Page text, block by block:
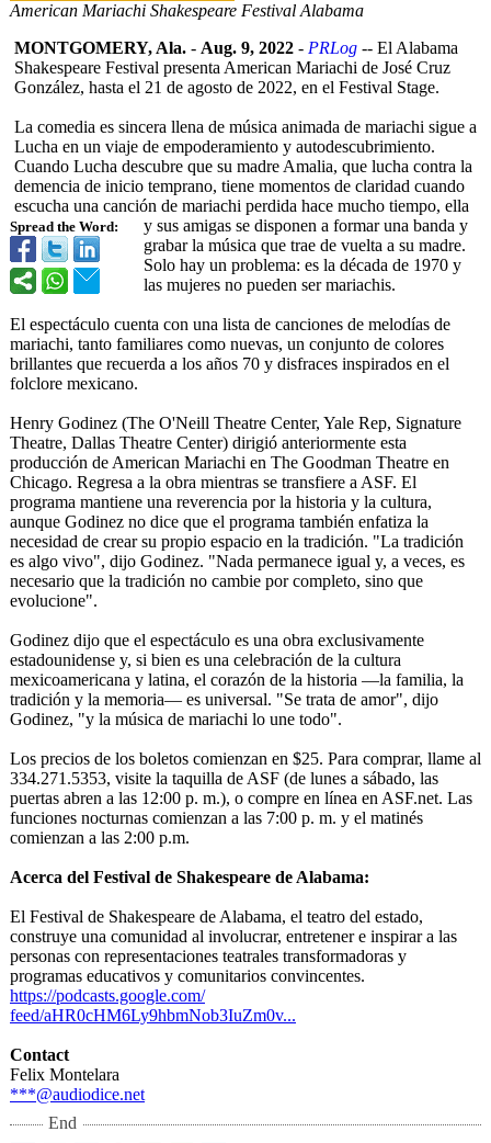
American Mariachi Shakespeare Festival Alabama
Spread the Word:
MONTGOMERY, Ala. - Aug. 9, 2022 - PRLog -- El Alabama
Shakespeare Festival presenta American Mariachi de José Cruz
González, hasta el 21 de agosto de 2022, en el Festival Stage.
La comedia es sincera llena de música animada de mariachi sigue a
Lucha en un viaje de empoderamiento y autodescubrimiento.
Cuando Lucha descubre que su madre Amalia, que lucha contra la
demencia de inicio temprano, tiene momentos de claridad cuando
escucha una canción de mariachi perdida hace mucho tiempo, ella
y sus amigas se disponen a formar una banda y
grabar la música que trae de vuelta a su madre.
Solo hay un problema: es la década de 1970 y
las mujeres no pueden ser mariachis.
El espectáculo cuenta con una lista de canciones de melodías de
mariachi, tanto familiares como nuevas, un conjunto de colores
brillantes que recuerda a los años 70 y disfraces inspirados en el
folclore mexicano.
Henry Godinez (The O'Neill Theatre Center, Yale Rep, Signature
Theatre, Dallas Theatre Center) dirigió anteriormente esta
producción de American Mariachi en The Goodman Theatre en
Chicago. Regresa a la obra mientras se transfiere a ASF. El
programa mantiene una reverencia por la historia y la cultura,
aunque Godinez no dice que el programa también enfatiza la
necesidad de crear su propio espacio en la tradición. "La tradición
es algo vivo", dijo Godinez. "Nada permanece igual y, a veces, es
necesario que la tradición no cambie por completo, sino que
evolucione".
Godinez dijo que el espectáculo es una obra exclusivamente
estadounidense y, si bien es una celebración de la cultura
mexicoamericana y latina, el corazón de la historia —la familia, la
tradición y la memoria— es universal. "Se trata de amor", dijo
Godinez, "y la música de mariachi lo une todo".
Los precios de los boletos comienzan en $25. Para comprar, llame al
334.271.5353, visite la taquilla de ASF (de lunes a sábado, las
puertas abren a las 12:00 p. m.), o compre en línea en ASF.net. Las
funciones nocturnas comienzan a las 7:00 p. m. y el matinés
comienzan a las 2:00 p.m.
Acerca del Festival de Shakespeare de Alabama:
El Festival de Shakespeare de Alabama, el teatro del estado,
construye una comunidad al involucrar, entretener e inspirar a las
personas con representaciones teatrales transformadoras y
programas educativos y comunitarios convincentes.
https://podcasts.google.com/
feed/aHR0cHM6Ly9hbmNob3IuZm0v...
Contact
Felix Montelara
***@audiodice.net
End